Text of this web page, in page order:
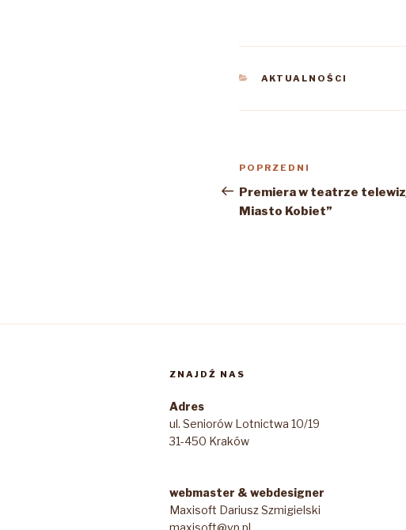
KATEGORIE
AKTUALNOŚCI
Nawigacja
wpisu
Poprzedni
wpis
POPRZEDNI
Premiera w teatrze
Miasto Kobiet”
ZNAJDŹ NAS
Adres
ul. Seniorów Lotnictwa 10/19
31-450 Kraków
webmaster & webdesigner
Maxisoft Dariusz Szmigielski
maxisoft@vp.pl